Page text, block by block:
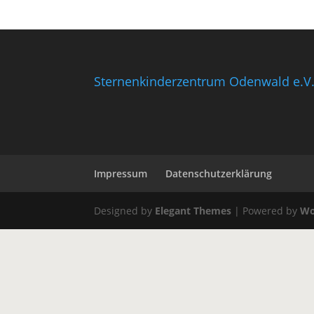
Sternenkinderzentrum Odenwald e.V.
Impressum Datenschutzerklärung
Designed by Elegant Themes | Powered by